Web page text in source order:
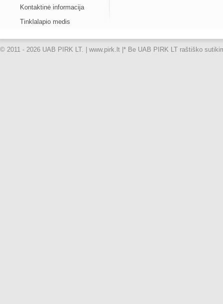
Kontaktinė informacija
Tinklalapio medis
© 2011 - 2026 UAB PIRK LT. | www.pirk.lt |* Be UAB PIRK LT raštiško